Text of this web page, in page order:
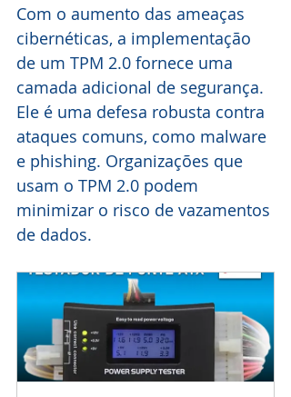
Com o aumento das ameaças
cibernéticas, a implementação
de um TPM 2.0 fornece uma
camada adicional de segurança.
Ele é uma defesa robusta contra
ataques comuns, como malware
e phishing. Organizações que
usam o TPM 2.0 podem
minimizar o risco de vazamentos
de dados.